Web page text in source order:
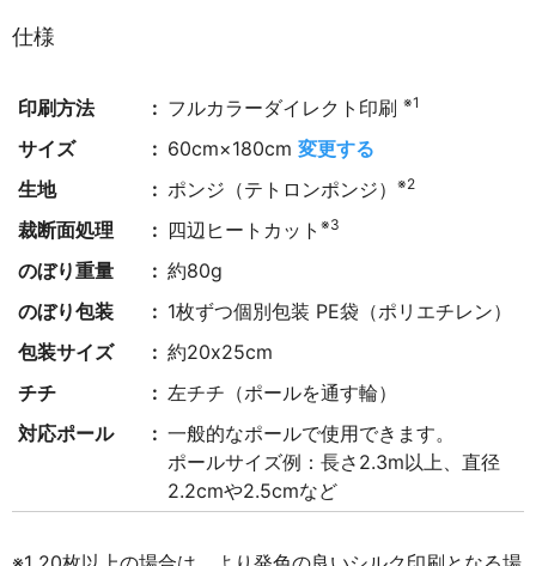
仕様
印刷方法 フルカラーダイレクト印刷※1
サイズ 60cm×180cm変更する
生地
ポンジ（テトロンポンジ）※2
裁断面処理 四辺ヒートカット※3
のぼり重量
約80g
のぼり包装
1枚ずつ個別包装 PE袋（ポリエチレン）
包装サイズ
約20x25cm
チチ
左チチ（ポールを通す輪）
対応ポール
一般的なポールで使用できます。
ポールサイズ例：長さ2.3m以上、直径
2.2cmや2.5cmなど